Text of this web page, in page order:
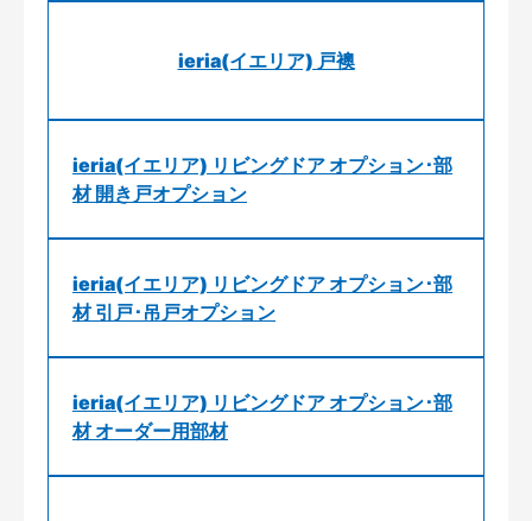
ieria(イエリア) 戸襖
ieria(イエリア) リビングドア オプション･部
材 開き戸オプション
ieria(イエリア) リビングドア オプション･部
材 引戸･吊戸オプション
ieria(イエリア) リビングドア オプション･部
材 オーダー用部材